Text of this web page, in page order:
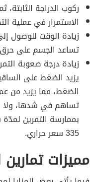
ركوب الدراجة الثابتة،
الاستمرار في عملية
زيادة الوقت للوصول
تساعد الجسم على
زيادة درجة صعوبة
يزيد الضغط على
الضغط، مما يزيد من
تساهم في شدها، ولا
بممارسة التمرين
335 سعر حراري.
مميزات